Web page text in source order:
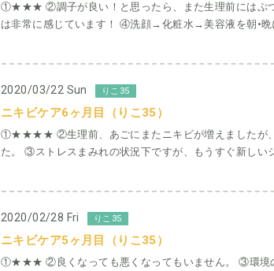
①★★★ ②調子が良い！と思ったら、また生理前にはぷ
は非常に感じています！ ④洗顔→化粧水→美容液を朝•晩
2020/03/22 Sun りこ35
ニキビケア6ヶ月目（りこ35）
①★★★★ ②生理前、あごにまたニキビが増えましたが、
た。 ③ストレスまみれの状況下ですが、もうすぐ新しい
2020/02/28 Fri りこ35
ニキビケア5ヶ月目（りこ35）
①★★★ ②良くなっても悪くなってもいません。 ③環境